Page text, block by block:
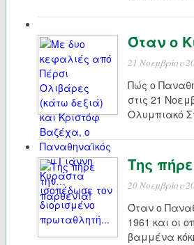
Όταν ο
21 Νοεμβρίου
Πώς ο
στις 21
Ολυμπιακό
Της
20 Νοεμβρίου
Όταν ο
1961 και οι
βαμμένα